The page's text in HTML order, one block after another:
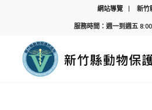
網站導覽
新竹
服務時間：週一到週五